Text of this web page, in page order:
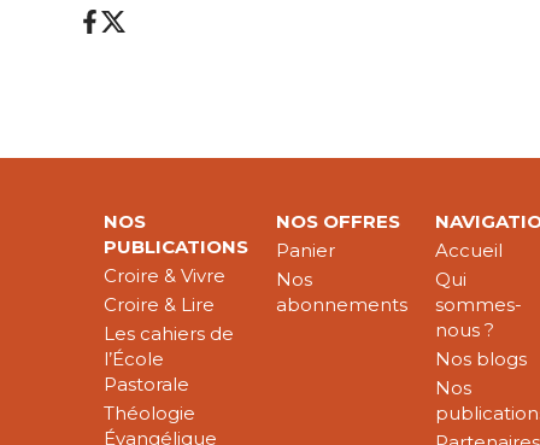
NOS
PUBLICATIONS
Croire & Vivre
Croire & Lire
Les cahiers de
l’École
Pastorale
Théologie
Évangélique
NOS OFFRES
Panier
Nos
abonnements
Accueil
Qui
sommes-
nous ?
Nos blogs
Nos